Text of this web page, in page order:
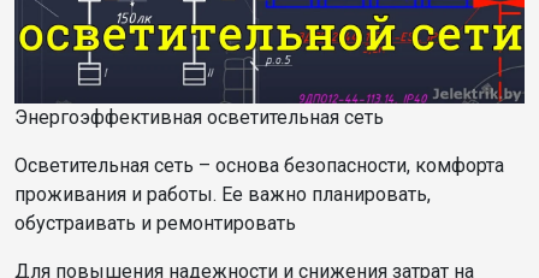
Энергоэффективная осветительная сеть
Осветительная сеть – основа безопасности, комфорта
проживания и работы. Ее важно планировать,
обустраивать и ремонтировать
Для повышения надежности и снижения затрат на